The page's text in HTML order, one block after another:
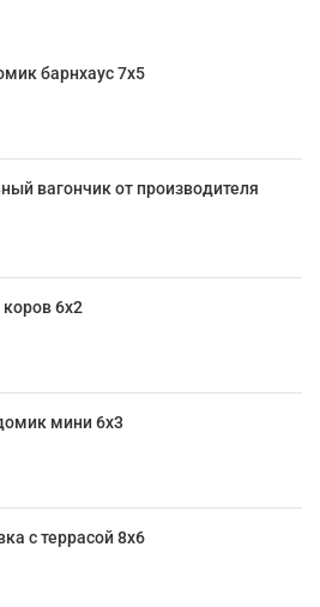
барнхаус 7х5
вагончик от производителя
6х2
мини 6х3
с террасой 8х6